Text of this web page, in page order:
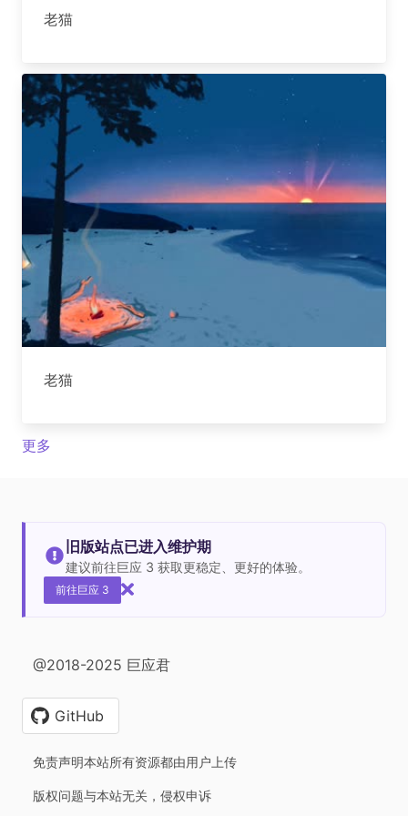
老猫
老猫
更多
旧版站点已进入维护期
建议前往巨应 3 获取更稳定、更好的体验。
前往巨应 3
@2018-2025 巨应君
GitHub
免责声明本站所有资源都由用户上传
版权问题与本站无关，侵权申诉